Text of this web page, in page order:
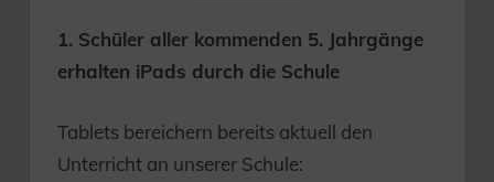
1. Schüler aller kommenden 5. Jahrgänge
erhalten iPads durch die Schule
Tablets bereichern bereits aktuell den
Unterricht an unserer Schule: